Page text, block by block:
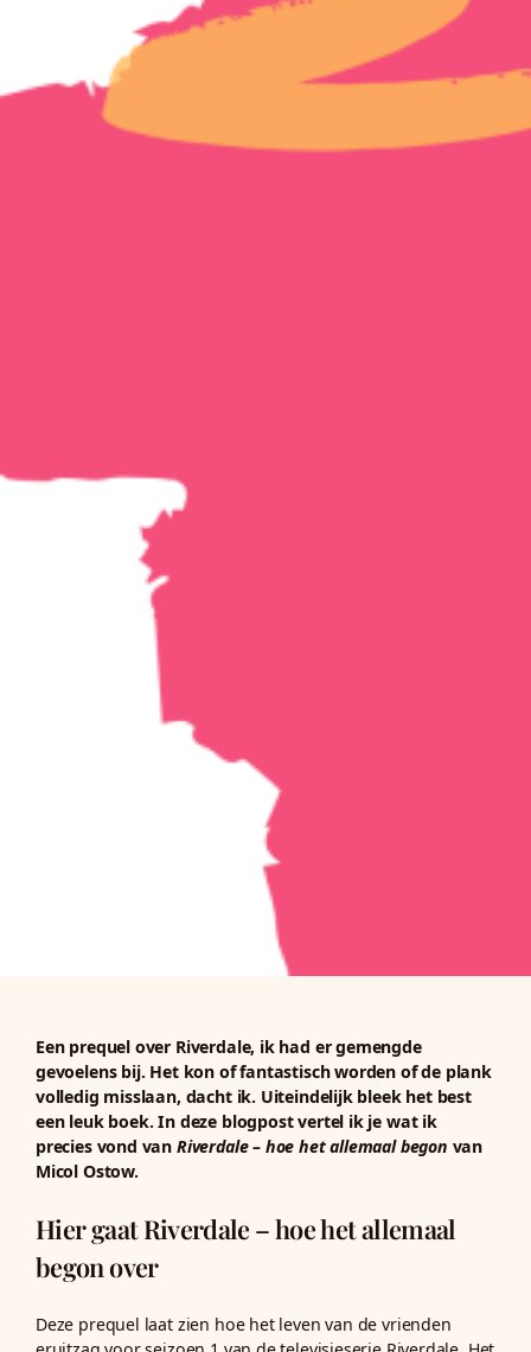
Een prequel over Riverdale, ik had er gemengde
gevoelens bij. Het kon of fantastisch worden of de plank
volledig misslaan, dacht ik. Uiteindelijk bleek het best
een leuk boek. In deze blogpost vertel ik je wat ik
precies vond van Riverdale – hoe het allemaal begon van
Micol Ostow.
Hier gaat Riverdale – hoe het allemaal
begon over
Deze prequel laat zien hoe het leven van de vrienden